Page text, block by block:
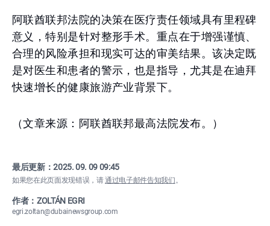
阿联酋联邦法院的决策在医疗责任领域具有里程碑
意义，特别是针对整形手术。重点在于增强谨慎、
合理的风险承担和现实可达的审美结果。该决定既
是对医生和患者的警示，也是指导，尤其是在迪拜
快速增长的健康旅游产业背景下。
（文章来源：阿联酋联邦最高法院发布。）
最后更新：2025. 09. 09 09:45
如果您在此页面发现错误，请通过电子邮件告知我们。
作者：ZOLTÁN EGRI
egri.zoltan@dubainewsgroup.com